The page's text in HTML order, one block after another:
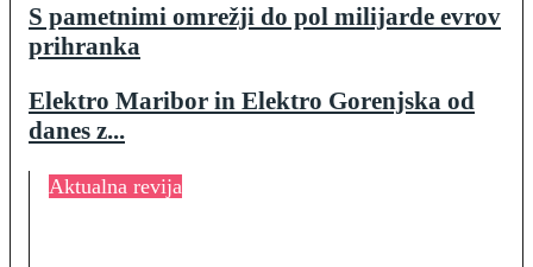
S pametnimi omrežji do pol milijarde evrov
prihranka
Elektro Maribor in Elektro Gorenjska od
danes z...
Aktualna revija